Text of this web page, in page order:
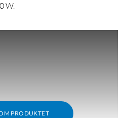
W.
PRODUKTET